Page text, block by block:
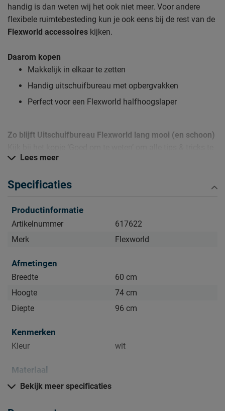
handig is dan weten wij het ook niet meer. Voor andere
flexibele ruimtebesteding kun je ook eens bij de rest van de
Flexworld accessoires kijken.
Daarom kopen
Makkelijk in elkaar te zetten
Handig uitschuifbureau met opbergvakken
Perfect voor een Flexworld halfhoogslaper
Zo blijft Uitschuifbureau Flexworld lang mooi (en schoon)
zien.Lees meer
Specificaties
Productinformatie
Artikelnummer
617622
Merk
Flexworld
Afmetingen
Breedte
60 cm
Hoogte
74 cm
Diepte
96 cm
Kenmerken
Kleur wit
Materiaal
Materiaal
Goed om te weten
Bekijk meer specificaties